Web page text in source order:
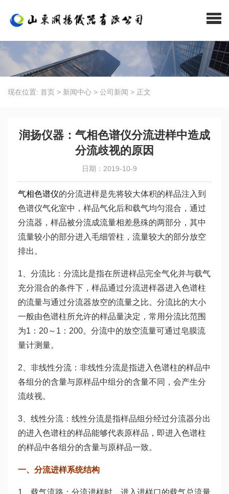
现在位置: 首页 > 新闻中心 > 公司新闻 > 正文
润扬仪器：气相色谱仪分流进样中造成
分流歧视的原因
日期：2019-10-9
气相色谱仪的分流进样是先将较大体积的样品注入到
色谱仪气化室中，样品气化后和载气均匀混合，通过
分流器，样品被分流成流量相差悬殊的两部分，其中
流量较小的部分进入毛细管柱，流量较大的部分放空
排出。
1、分流比：分流比是指在所进样品完全气化并与载气
充分混合的条件下，样品通过分流进样器进入色谱柱
的流量与通过分流器放空的流量之比。分流比的大小
一般由色谱柱所允许的样品量决定，常用分流比范围
为1：20～1：200。分流中的放空流量可通过皂膜流
量计测量。
2、非线性分流：非线性分流是指进入色谱柱的样品中
各组分的含量与原样品中组分的含量不同，会产生分
流歧视。
3、线性分流：线性分流是指样品组分经过分流器分出
的进入色谱柱的样品能够代表原样品，即进入色谱柱
的样品中各组分的含量与原样品一致。
一、分流进样系统结构
1、载气流路：分流进样时，进入进样口的载气总流量